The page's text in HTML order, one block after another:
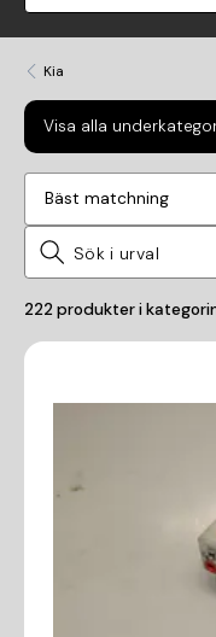
Kia
Visa alla
Bäst matchning
222 produkter i